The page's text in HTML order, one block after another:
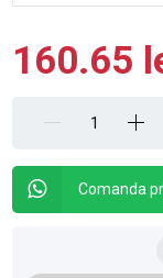
160.65
Comanda